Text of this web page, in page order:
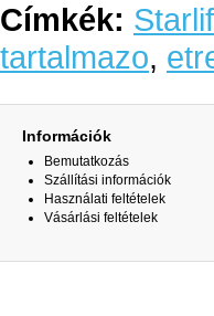
Címkék:
tartalmazo,
Információk
Bemutatkozás
Szállítási információk
Használati feltételek
Vásárlási feltételek